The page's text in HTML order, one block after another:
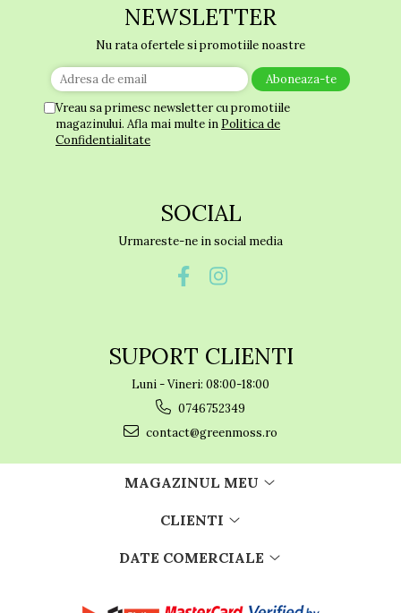
NEWSLETTER
Nu rata ofertele si promotiile noastre
Vreau sa primesc newsletter cu promotiile
magazinului. Afla mai multe in Politica de
Confidentialitate
SOCIAL
Urmareste-ne in social media
SUPORT CLIENTI
Luni - Vineri: 08:00-18:00
0746752349
contact@greenmoss.ro
MAGAZINUL MEU
CLIENTI
DATE COMERCIALE